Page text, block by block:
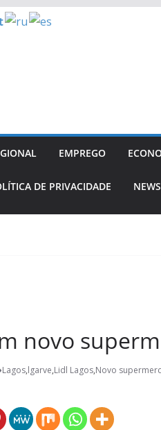
EMPREGO
DE PRIVACIDADE
novo
Lagos,lgarve,Lidl Lagos,Novo